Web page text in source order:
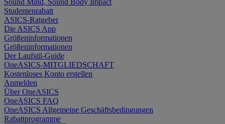
Sound Mind, Sound Body Impact
Studentenrabatt
ASICS-Ratgeber
Die ASICS App
Größeninformationen
Größeninformationen
Der Laufstil-Guide
OneASICS-MITGLIEDSCHAFT
Kostenloses Konto erstellen
Anmelden
Über OneASICS
OneASICS FAQ
OneASICS Allgemeine Geschäftsbedingungen
Rabattprogramme